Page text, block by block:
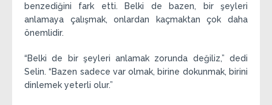
benzediğini fark etti. Belki de bazen, bir şeyleri
anlamaya çalışmak, onlardan kaçmaktan çok daha
önemlidir.
“Belki de bir şeyleri anlamak zorunda değiliz,” dedi
Selin. “Bazen sadece var olmak, birine dokunmak, birini
dinlemek yeterli olur.”